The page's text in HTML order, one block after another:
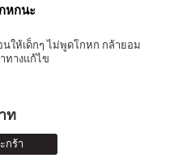
หกนะ
ให้เด็กๆ ไม่พูดโกหก กล้ายอม
ทางแก้ไข
ท
กร้า